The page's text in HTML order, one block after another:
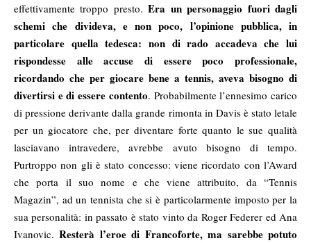
effettivamente troppo presto.Era un personaggio fuori dagli
schemi che divideva, e non poco, l’opinione pubblica, in
particolare quella tedesca: non di rado accadeva che lui
rispondesse alle accuse di essere poco professionale,
ricordando che per giocare bene a tennis, aveva bisogno di
divertirsi e di essere contento. Probabilmente l’ennesimo carico
di pressione derivante dalla grande rimonta in Davis è stato letale
per un giocatore che, per diventare forte quanto le sue qualità
lasciavano intravedere, avrebbe avuto bisogno di tempo.
Purtroppo non gli è stato concesso: viene ricordato con l’Award
che porta il suo nome e che viene attribuito, da “Tennis
Magazin”, ad un tennista che si è particolarmente imposto per la
sua personalità: in passato è stato vinto da Roger Federer ed Ana
Ivanovic.Resterà l’eroe di Francoforte, ma sarebbe potuto